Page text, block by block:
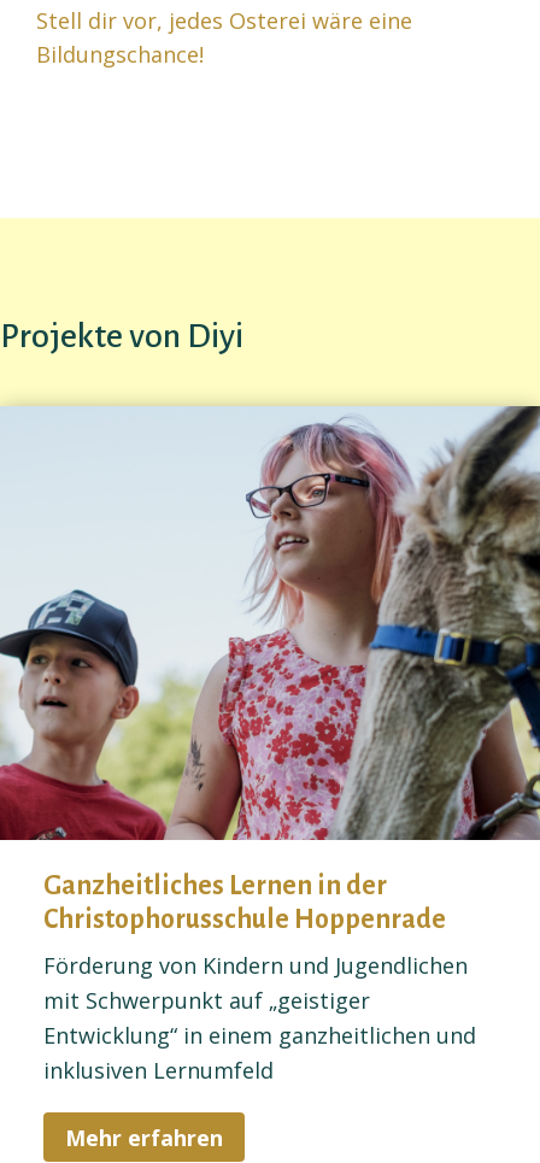
Stell dir vor, jedes Osterei wäre eine
Bildungschance!
Projekte von Diyi
Ganzheitliches Lernen in der
Christophorusschule Hoppenrade
Förderung von Kindern und Jugendlichen
mit Schwerpunkt auf „geistiger
Entwicklung“ in einem ganzheitlichen und
inklusiven Lernumfeld
Mehr erfahren